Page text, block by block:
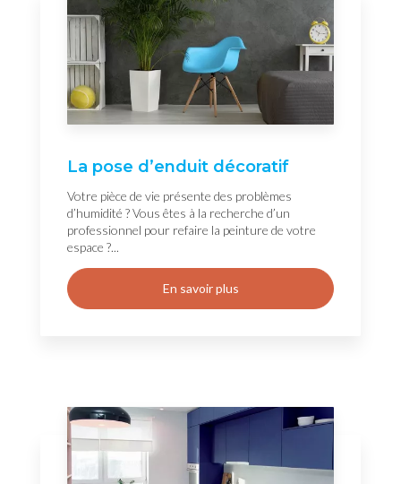
La pose d’enduit décoratif
Votre pièce de vie présente des problèmes
d’humidité ? Vous êtes à la recherche d’un
professionnel pour refaire la peinture de votre
espace ?...
En savoir plus